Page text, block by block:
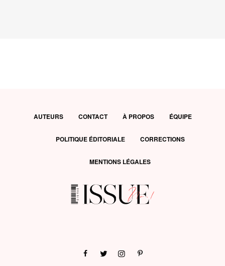
AUTEURS CONTACT À PROPOS ÉQUIPE
POLITIQUE ÉDITORIALE CORRECTIONS
MENTIONS LÉGALES